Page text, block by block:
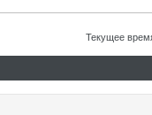
Текущее